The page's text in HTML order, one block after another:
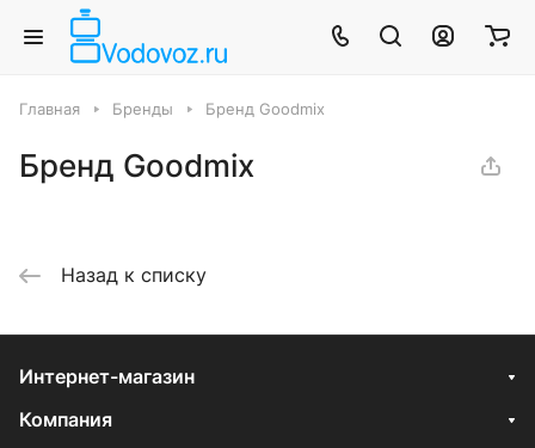
Главная Бренды Бренд Goodmix
Бренд Goodmix
Назад к списку
Интернет-магазин
Компания